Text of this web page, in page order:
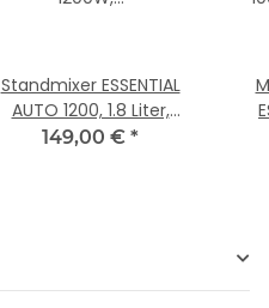
Standmixer ESSENTIAL
AUTO 1200, 1.8 Liter,
1200W, RBLP-1200S,
149,00 € *